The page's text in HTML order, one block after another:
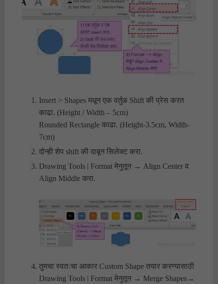
Insert > Shapes मधून एक वर्तुळ Shift की प्रेस करत
काढा. (Height / Width – 5cm)
Rounded Rectangle काढा. (Height-3.5cm, Width-
7cm)
दोन्ही शेप shift की दाबून सिलेक्ट करा.
Drawing Tools | Format मेनुतून → Align Center व
Align Middle करा.
तुमचा स्वतःचा आकार Custom Shape तयार करण्यासाठी
Drawing Tools | Format मेनुतून → Merge Shapes→